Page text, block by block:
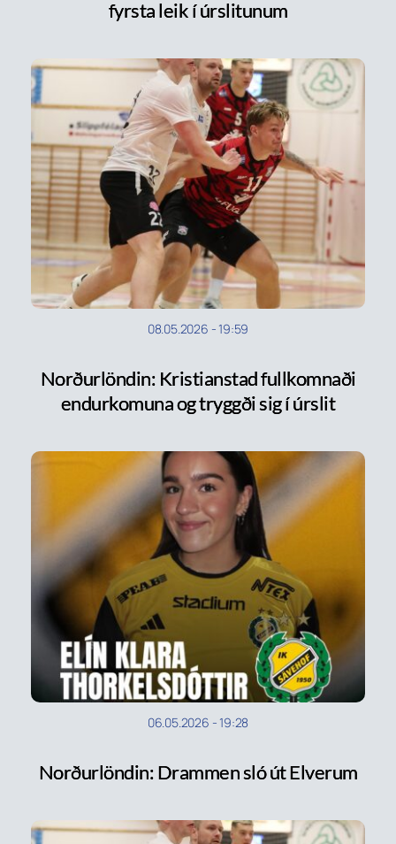
fyrsta leik í úrslitunum
08.05.2026 -19:59
Norðurlöndin: Kristianstad fullkomnaði
endurkomuna og tryggði sig í úrslit
06.05.2026 -19:28
Norðurlöndin: Drammen sló út Elverum